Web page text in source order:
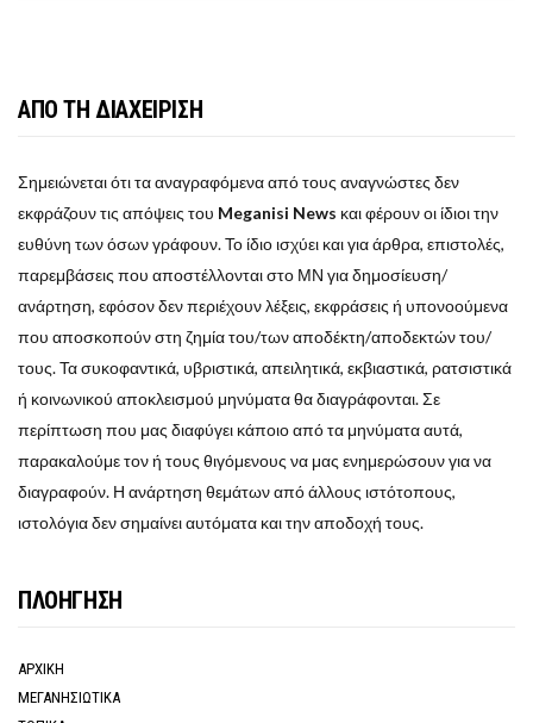
ΑΠΟ ΤΗ ΔΙΑΧΕΙΡΙΣΗ
Σημειώνεται ότι τα αναγραφόμενα από τους αναγνώστες δεν
εκφράζουν τις απόψεις του Meganisi News και φέρουν οι ίδιοι την
ευθύνη των όσων γράφουν. Το ίδιο ισχύει και για άρθρα, επιστολές,
παρεμβάσεις που αποστέλλονται στο ΜΝ για δημοσίευση/
ανάρτηση, εφόσον δεν περιέχουν λέξεις, εκφράσεις ή υπονοούμενα
που αποσκοπούν στη ζημία του/των αποδέκτη/αποδεκτών του/
τους. Τα συκοφαντικά, υβριστικά, απειλητικά, εκβιαστικά, ρατσιστικά
ή κοινωνικού αποκλεισμού μηνύματα θα διαγράφονται. Σε
περίπτωση που μας διαφύγει κάποιο από τα μηνύματα αυτά,
παρακαλούμε τον ή τους θιγόμενους να μας ενημερώσουν για να
διαγραφούν. Η ανάρτηση θεμάτων από άλλους ιστότοπους,
ιστολόγια δεν σημαίνει αυτόματα και την αποδοχή τους.
ΠΛΟΗΓΗΣΗ
ΑΡΧΙΚΗ
ΜΕΓΑΝΗΣΙΩΤΙΚΑ